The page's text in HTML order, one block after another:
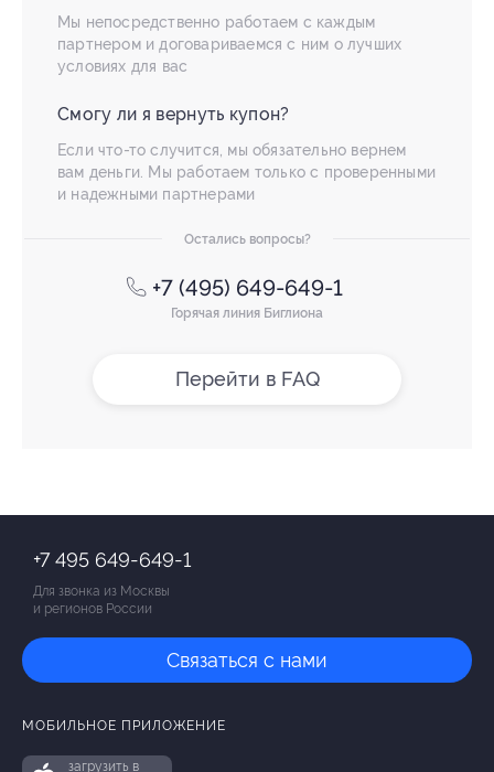
Мы непосредственно работаем с каждым
партнером и договариваемся с ним о лучших
условиях для вас
Смогу ли я вернуть купон?
Если что-то случится, мы обязательно вернем
вам деньги. Мы работаем только с проверенными
и надежными партнерами
Остались вопросы?
+7 (495) 649-649-1
Горячая линия Биглиона
Перейти в FAQ
+7 495 649-649-1
Для звонка из Москвы
и регионов России
Связаться с нами
МОБИЛЬНОЕ ПРИЛОЖЕНИЕ
загрузить в